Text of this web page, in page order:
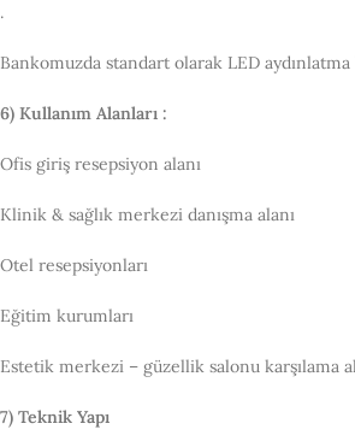
.
Bankomuzda standart olarak LED
6) Kullanım Alanları :
Ofis giriş resepsiyon alanı
Klinik & sağlık merkezi danışma alanı
Otel resepsiyonları
Eğitim kurumları
Estetik merkezi – güzellik salonu karşılama
7) Teknik Yapı